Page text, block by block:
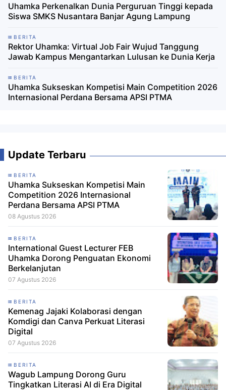
Uhamka Perkenalkan Dunia Perguruan Tinggi kepada
Siswa SMKS Nusantara Banjar Agung Lampung
BERITA
Rektor Uhamka: Virtual Job Fair Wujud Tanggung
Jawab Kampus Mengantarkan Lulusan ke Dunia Kerja
BERITA
Uhamka Sukseskan Kompetisi Main Competition 2026
Internasional Perdana Bersama APSI PTMA
Update Terbaru
BERITA
Uhamka Sukseskan Kompetisi Main
Competition 2026 Internasional
Perdana Bersama APSI PTMA
08 Agustus 2026
BERITA
International Guest Lecturer FEB
Uhamka Dorong Penguatan Ekonomi
Berkelanjutan
07 Agustus 2026
BERITA
Kemenag Jajaki Kolaborasi dengan
Komdigi dan Canva Perkuat Literasi
Digital
07 Agustus 2026
BERITA
Wagub Lampung Dorong Guru
Tingkatkan Literasi AI di Era Digital